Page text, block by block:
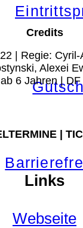
Credits
| Regie: Cyril-
Alexei
6 Jahren |
|
Links
Webseite